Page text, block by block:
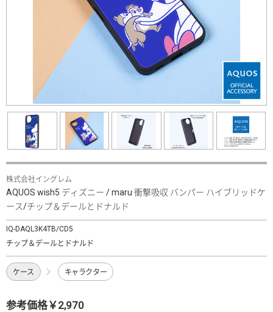
株式会社イングレム
AQUOS wish5 ディズニー / maru 衝撃吸収 バンパー ハイブリッドケ
ース/チップ＆デールとドナルド
IQ-DAQL3K4TB/CD5
チップ＆デールとドナルド
ケース キャラクター
参考価格￥2,970